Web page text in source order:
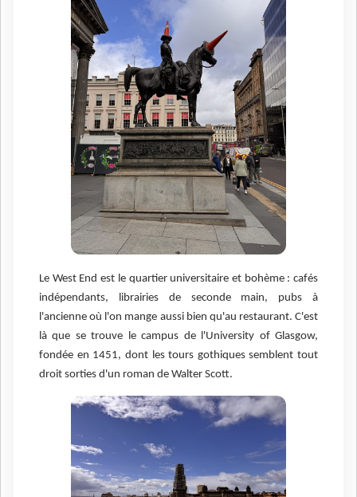
Le West End est le quartier universitaire et bohème : cafés
indépendants, librairies de seconde main, pubs à
l'ancienne où l'on mange aussi bien qu'au restaurant. C'est
là que se trouve le campus de l'University of Glasgow,
fondée en 1451, dont les tours gothiques semblent tout
droit sorties d'un roman de Walter Scott.